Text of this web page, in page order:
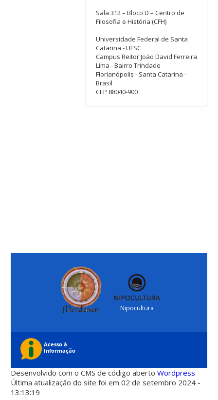
Sala 312 – Bloco D – Centro de
Filosofia e História (CFH)
Universidade Federal de Santa
Catarina - UFSC
Campus Reitor João David Ferreira
Lima - Bairro Trindade
Florianópolis - Santa Catarina -
Brasil
CEP 88040-900
Nipocultura
Desenvolvido com o CMS de código abertoWordpress
Última atualização do site foi em 02 de setembro 2024 -
13:13:19